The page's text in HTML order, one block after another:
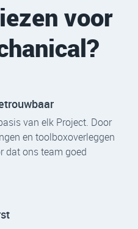
voor
van elk Project. Door
en toolboxoverleggen
dat ons team goed